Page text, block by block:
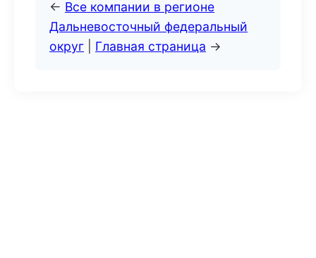
← Все компании в регионе
Дальневосточный федеральный
округ
Главная страница →